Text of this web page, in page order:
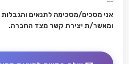
אני מסכים/מסכימה לתנאים והגבלות
ומאשר/ת יצירת קשר מצד החברה.